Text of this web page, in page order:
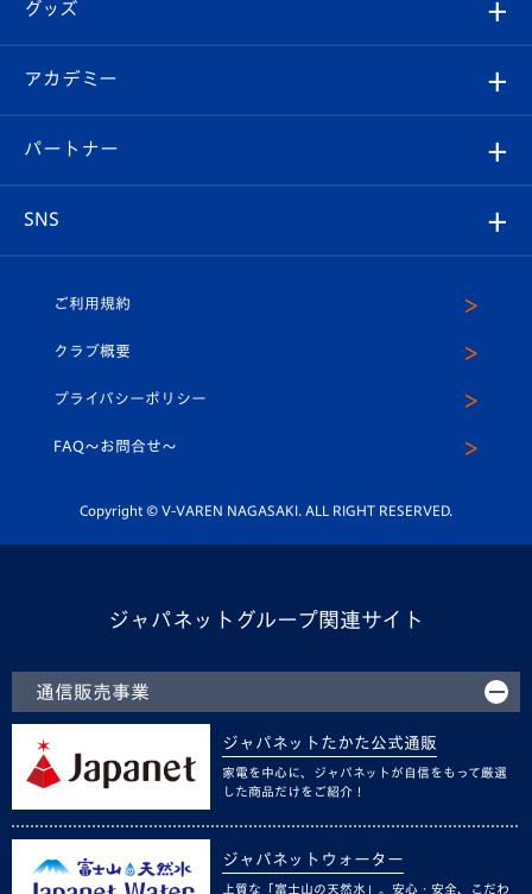
チケット
イベント
メディア
ホームタウン
スタッフプロフィール
マスコット紹介
平和祈念活動
ホームタウン活動
Revive Team
ヴィヴィくんの長崎おもてなしガイド
フォトギャラリー
スタジアムグルメ
V-LOVERS（ファンクラブ）
プレイヤーズスイート
グッズ
オンラインショップ
店舗情報
アカデミー
育成からのお知らせ
U-18
スクール
パートナー
SNS
ヴィヴィくんインスタグラム
公式LINE＠
ご利用規約
クラブ概要
プライバシーポリシー
FAQ〜お問合せ〜
Copyright © V-VAREN NAGASAKI. ALL RIGHT RESERVED.
ジャパネットグループ関連サイト
通信販売事業
ジャパネットたかた公式通販
家電を中心に、ジャパネットが自信をもって厳選
した商品だけをご紹介！
ジャパネットウォーター
上質な「富士山の天然水」。安心・安全、こだわ